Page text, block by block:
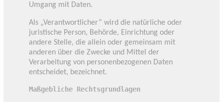
Umgang mit Daten.
Als „Verantwortlicher” wird die natürliche oder
juristische Person, Behörde, Einrichtung oder
andere Stelle, die allein oder gemeinsam mit
anderen über die Zwecke und Mittel der
Verarbeitung von personenbezogenen Daten
entscheidet, bezeichnet.
Maßgebliche Rechtsgrundlagen